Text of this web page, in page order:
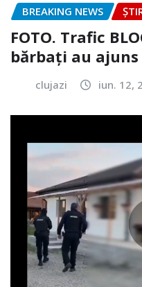
BREAKING NEWS
FOTO. Trafic
bărbați au
clujazi iun. 12,